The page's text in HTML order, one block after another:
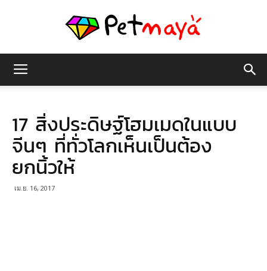
มายา
17 สิ่งประดิษฐ์โฮมเมดในแบบ
จีนๆ ที่ทั่วโลกเห็นเป็นต้อง
ยกนิ้วให้
เม.ย. 16, 2017